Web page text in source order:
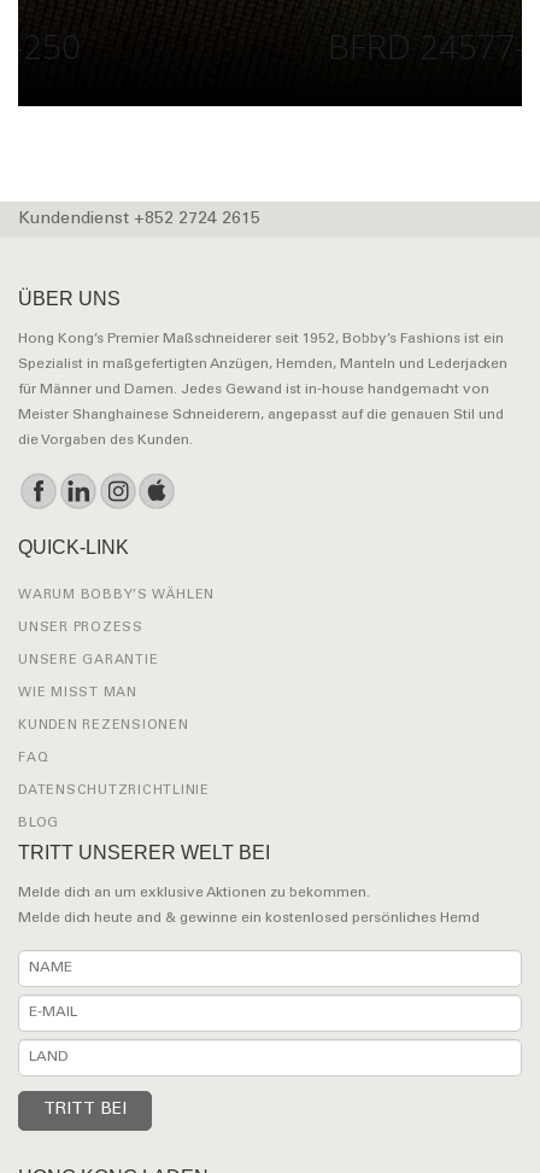
BFRD 24577-250
Kundendienst +852 2724 2615
ÜBER UNS
Hong Kong’s Premier Maßschneiderer seit 1952, Bobby’s Fashions ist ein
Spezialist in maßgefertigten Anzügen, Hemden, Manteln und Lederjacken
für Männer und Damen. Jedes Gewand ist in-house handgemacht von
Meister Shanghainese Schneiderern, angepasst auf die genauen Stil und
die Vorgaben des Kunden.
QUICK-LINK
WARUM BOBBY’S WÄHLEN
UNSER PROZESS
UNSERE GARANTIE
WIE MISST MAN
KUNDEN REZENSIONEN
FAQ
DATENSCHUTZRICHTLINIE
BLOG
TRITT UNSERER WELT BEI
Melde dich an um exklusive Aktionen zu bekommen.
Melde dich heute and & gewinne ein kostenlosed persönliches Hemd